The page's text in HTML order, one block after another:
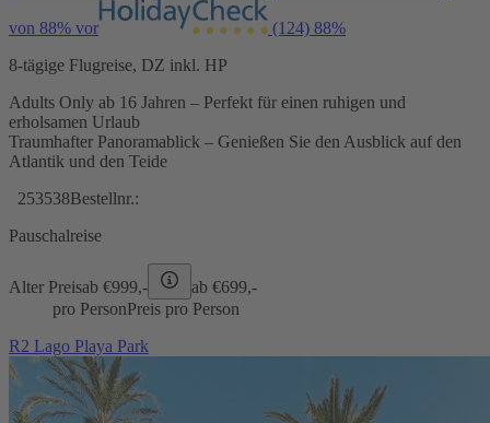
von 88% vor (124) 88%
8-tägige Flugreise, DZ inkl. HP
Adults Only ab 16 Jahren – Perfekt für einen ruhigen und
erholsamen Urlaub
Traumhafter Panoramablick – Genießen Sie den Ausblick auf den
Atlantik und den Teide
253538Bestellnr.:
Pauschalreise
Alter Preisab €999,- ab €699,-
pro PersonPreis pro Person
R2 Lago Playa Park